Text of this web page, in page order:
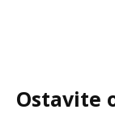
vršnjačko i
Ostavite